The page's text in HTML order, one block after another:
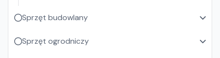
Sprzęt budowlany
Sprzęt ogrodniczy